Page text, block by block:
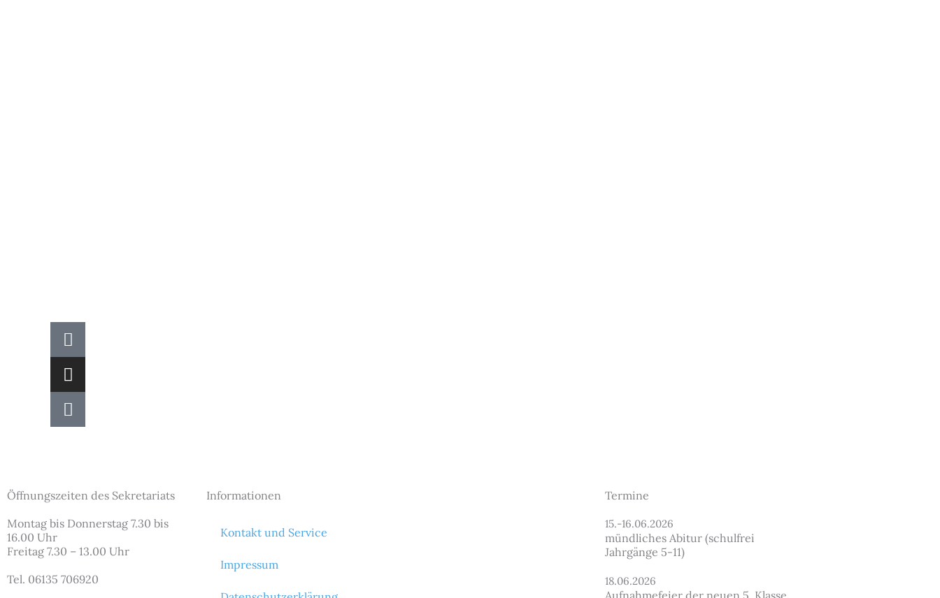
Newspaper
Instagram
Podcast
Öffnungszeiten des Sekretariats
Montag bis Donnerstag 7.30 bis
16.00 Uhr
Freitag 7.30 – 13.00 Uhr
Tel. 06135 706920
Informationen
Kontakt und Service
Impressum
Termine
15.-16.06.2026
mündliches Abitur (schulfrei
Jahrgänge 5-11)
18.06.2026
Aufnahmefeier der neuen 5. Klasse